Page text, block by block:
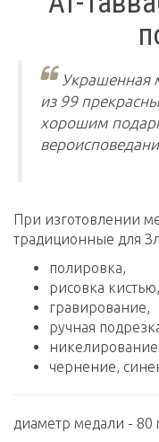
Украшенная
из 99
хорошим
При изготовлении
традиционные для
полировка,
рисовка кистью,
гравирование,
ручная
чернение,
диаметр медали - 80